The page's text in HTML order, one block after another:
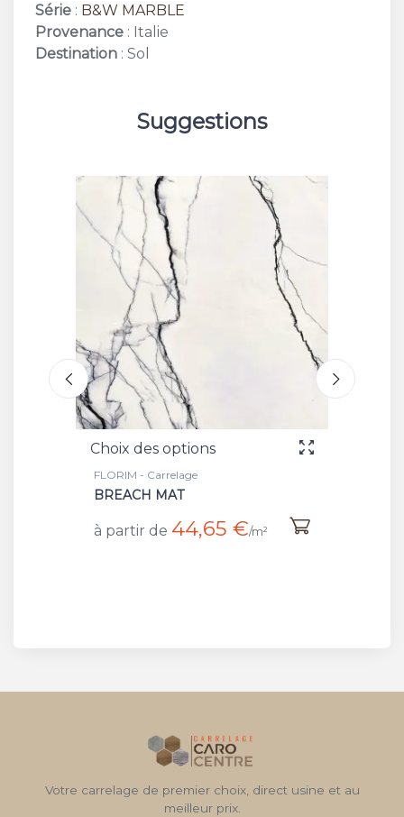
Série : B&W MARBLE
Provenance : Italie
Destination : Sol
Suggestions
44,65 €/m²
Choix des options
à partir de 57,25 €
Votre carrelage de premier choix, direct usine et au
meilleur prix.